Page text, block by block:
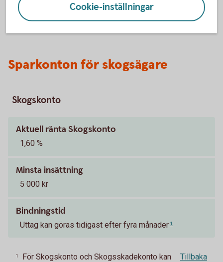
VärdepapperstjänstISK
Sparkonton för skogsägare
Skogskonto
Aktuell ränta Skogskonto
1,60 %
Minsta insättning
5 000 kr
Bindningstid
Uttag kan göras tidigast efter fyra månader 1
1
För Skogskonto och Skogsskadekonto kan
Tillbaka
Cookie-inställningar